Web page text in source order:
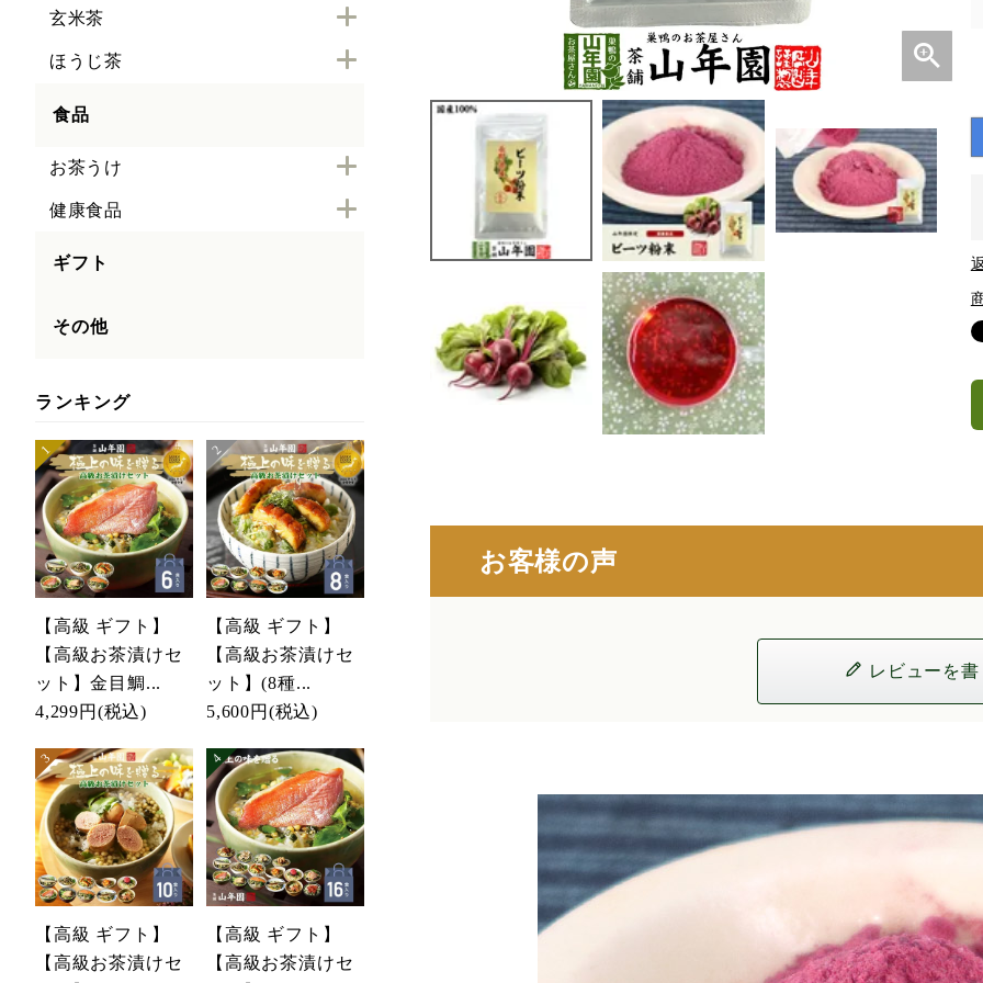
玄米茶
ほうじ茶
食品
お茶うけ
健康食品
ギフト
その他
ランキング
【高級 ギフト】
【高級お茶漬けセ
ット】金目鯛...
4,299円 (税込)
【高級 ギフト】
【高級お茶漬けセ
ット】(8種...
5,600円 (税込)
【高級 ギフト】
【高級お茶漬けセ
【高級 ギフト】
【高級お茶漬けセ
お客様の声
レビューを書